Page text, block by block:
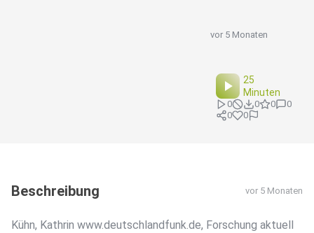
vor 5 Monaten
25
Minuten
0 0 0
0
0
0
Beschreibung vor 5 Monaten
Kühn, Kathrin www.deutschlandfunk.de, Forschung aktuell